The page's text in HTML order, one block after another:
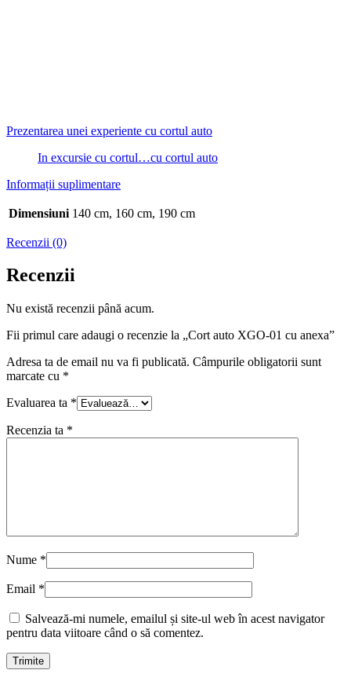
Prezentarea unei experiente cu cortul auto
In excursie cu cortul…cu cortul auto
Informații suplimentare
Dimensiuni 140 cm, 160 cm, 190 cm
Recenzii (0)
Recenzii
Nu există recenzii până acum.
Fii primul care adaugi o recenzie la „Cort auto XGO-01 cu anexa”
Adresa ta de email nu va fi publicată. Câmpurile obligatorii sunt
marcate cu *
Evaluarea ta *
Recenzia ta *
Nume *
Email *
Salvează-mi numele, emailul și site-ul web în acest navigator
pentru data viitoare când o să comentez.